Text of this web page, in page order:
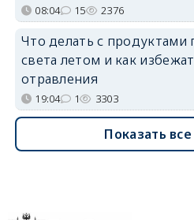
08:04 15 2376
Что делать с продуктами
света летом и как
отравления
19:04 1 3303
Показать